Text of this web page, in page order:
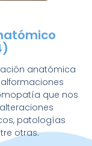
anatómica
que nos
patologías
otras.